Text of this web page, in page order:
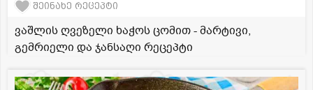
შეინახე რეცეპტი
ვაშლის ღვეზელი ხაჭოს ცომით - მარტივი,
გემრიელი და ჯანსაღი რეცეპტი